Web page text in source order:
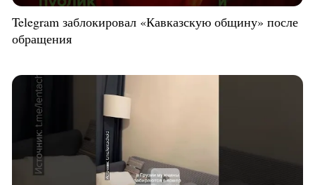
Telegram заблокировал «Кавказскую общину» после
обращения